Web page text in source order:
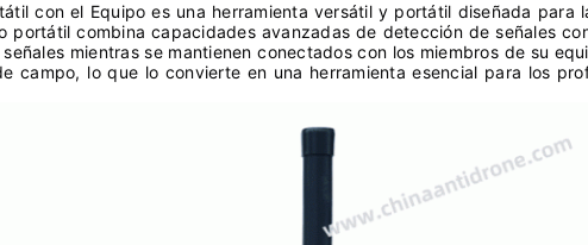
con el Equipo es una herramienta versátil y portátil diseñada
combina capacidades avanzadas de detección de señales
mientras se mantienen conectados con los miembros de su
lo que lo convierte en una herramienta esencial para los